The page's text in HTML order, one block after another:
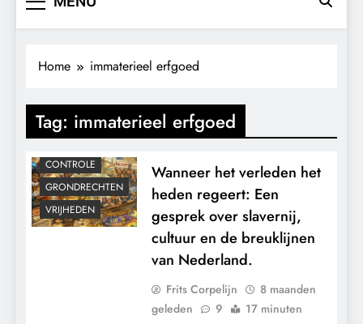
Home immaterieel erfgoed
Tag: immaterieel erfgoed
CONTROLE
GRONDRECHTEN
VRIJHEDEN
Wanneer het verleden het
heden regeert: Een
gesprek over slavernij,
cultuur en de breuklijnen
van Nederland.
Frits Corpelijn
8 maanden
geleden
9 17 minuten